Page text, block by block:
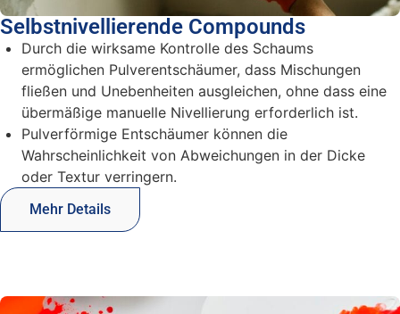
Selbstnivellierende Compounds
Durch die wirksame Kontrolle des Schaums
ermöglichen Pulverentschäumer, dass Mischungen
fließen und Unebenheiten ausgleichen, ohne dass eine
übermäßige manuelle Nivellierung erforderlich ist.
Pulverförmige Entschäumer können die
Wahrscheinlichkeit von Abweichungen in der Dicke
oder Textur verringern.
Mehr Details